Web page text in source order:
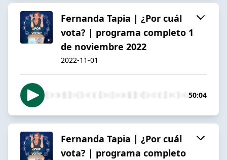
Fernanda Tapia | ¿Por cuál
vota? | programa completo 1
de noviembre 2022
2022-11-01
50:04
Fernanda Tapia | ¿Por cuál
vota? | programa completo